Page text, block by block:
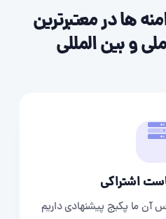
ها در معتبرترین
و بین المللی
اشتراکی
آن ما پکیج پیشنهادی داریم